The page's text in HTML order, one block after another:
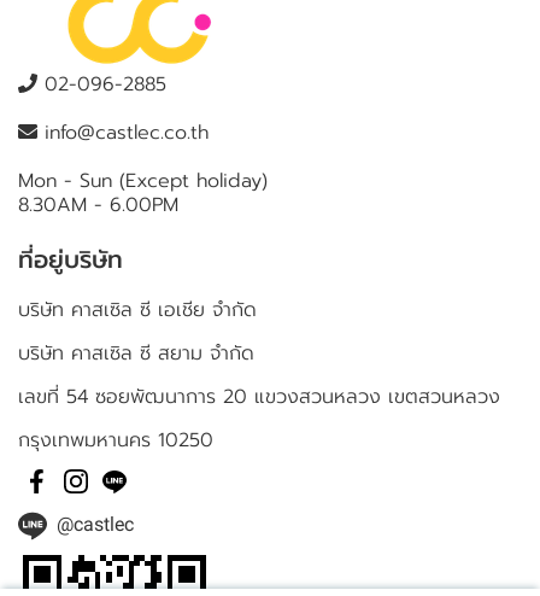
02-096-2885
info@castlec.co.th
Mon - Sun (Except holiday)
8.30AM - 6.00PM
ที่อยู่บริษัท
บริษัท คาสเซิล ซี เอเชีย จำกัด
บริษัท คาสเซิล ซี สยาม จำกัด
เลขที่ 54 ซอยพัฒนาการ 20 แขวงสวนหลวง เขตสวนหลวง
กรุงเทพมหานคร 10250
@castlec